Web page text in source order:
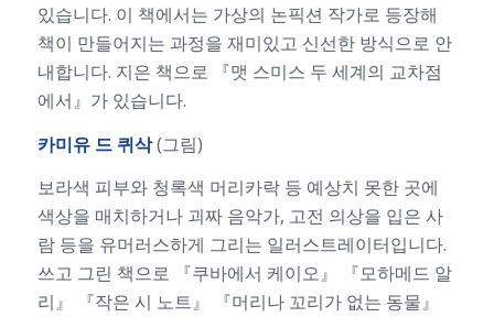
있습니다. 이 책에서는 가상의 논픽션 작가로 등장해
책이 만들어지는 과정을 재미있고 신선한 방식으로 안
내합니다. 지은 책으로 『맷 스미스 두 세계의 교차점
에서』가 있습니다.
카미유 드 퀴삭(그림)
보라색 피부와 청록색 머리카락 등 예상치 못한 곳에
색상을 매치하거나 괴짜 음악가, 고전 의상을 입은 사
람 등을 유머러스하게 그리는 일러스트레이터입니다.
쓰고 그린 책으로 『쿠바에서 케이오』 『모하메드 알
리』 『작은 시 노트』 『머리나 꼬리가 없는 동물』